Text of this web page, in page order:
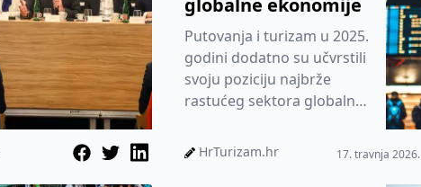
globalne ekonomije
Putovanja i turizam u 2025.
godini dodatno su učvrstili
svoju poziciju najbrže
rastućeg sektora globalne
World Travel &...
HrTurizam.hr 17. travnja 2026.